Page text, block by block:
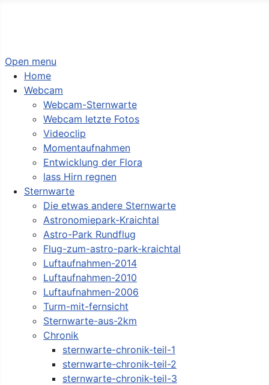
Open menu
Home
Webcam
Webcam-Sternwarte
Webcam letzte Fotos
Videoclip
Momentaufnahmen
Entwicklung der Flora
lass Hirn regnen
Sternwarte
Die etwas andere Sternwarte
Astronomiepark-Kraichtal
Astro-Park Rundflug
Flug-zum-astro-park-kraichtal
Luftaufnahmen-2014
Luftaufnahmen-2010
Luftaufnahmen-2006
Turm-mit-fernsicht
Sternwarte-aus-2km
Chronik
sternwarte-chronik-teil-1
sternwarte-chronik-teil-2
sternwarte-chronik-teil-3